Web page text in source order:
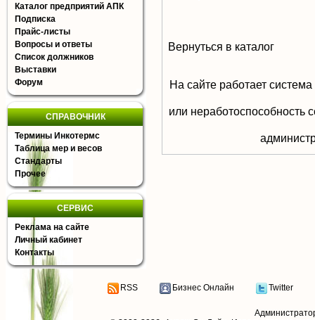
Каталог предприятий АПК
Подписка
Прайс-листы
Вопросы и ответы
Список должников
Выставки
Форум
СПРАВОЧНИК
Термины Инкотермс
Таблица мер и весов
Стандарты
Прочее
СЕРВИС
Реклама на сайте
Личный кабинет
Контакты
Вернуться в каталог
На сайте работает
или неработоспособность
RSS Бизнес Онлайн Twitter